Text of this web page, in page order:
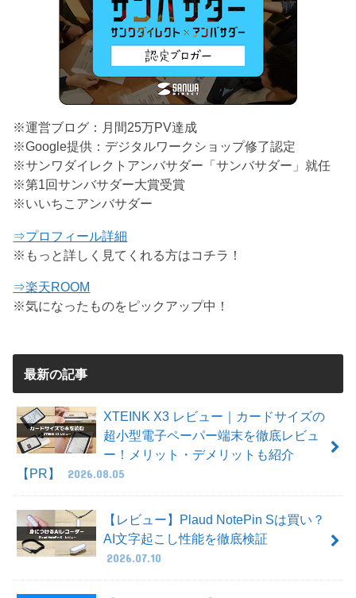
※運営ブログ：月間25万PV達成
※Google提供：デジタルワークショップ修了認定
※サンワダイレクトアンバサダー「サンバサダー」就任
※第1回サンバサダー大賞受賞
※いいちこアンバサダー
⇒プロフィール詳細
※もっと詳しく見てくれる方はコチラ！
⇒楽天ROOM
※気になったものをピックアップ中！
最新の記事
XTEINK X3 レビュー｜カードサイズの
超小型電子ペーパー端末を徹底レビュ
ー！メリット・デメリットも紹介
【PR】
2026.08.05
【レビュー】Plaud NotePin Sは買い？
AI文字起こし性能を徹底検証
2026.07.10